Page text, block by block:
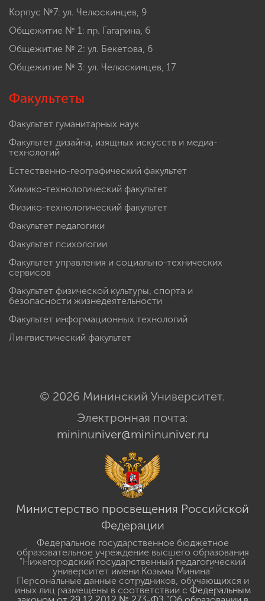
Корпус №7: ул. Челюскинцев, 9
Общежитие № 1: пр. Гагарина, 6
Общежитие № 2: ул. Бекетова, 6
Общежитие № 3: ул. Челюскинцев, 17
Факультеты
Факультет гуманитарных наук
Факультет дизайна, изящных искусств и медиа-
технологий
Естественно-географический факультет
Химико-технологический факультет
Физико-технологический факультет
Факультет педагогики
Факультет психологии
Факультет управления и социально-технических
сервисов
Факультет физической культуры, спорта и
безопасности жизнедеятельности
Факультет информационных технологий
Лингвистический факультет
© 2026 Мининский Университет.
Электронная почта:
mininuniver@mininuniver.ru
Министерство просвещения Российской
Федерации
Федеральное государственное бюджетное
образовательное учреждение высшего образования
"Нижегородский государственный педагогический
университет имени Козьмы Минина"
Персональные данные сотрудников, обучающихся и
иных лиц размещены в соответствии с Федеральным